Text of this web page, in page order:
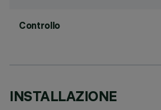
Controllo
INSTALLAZIONE